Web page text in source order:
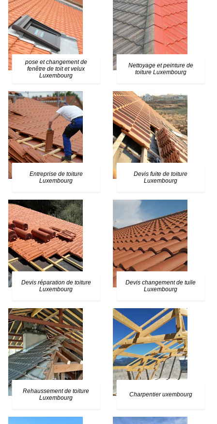
pose et changement de
fenêtre de toit et velux
Luxembourg
Nettoyage et peinture de
toiture Luxembourg
Entreprise de toiture
Luxembourg
Devis fuite de toiture
Luxembourg
Devis réparation de toiture
Luxembourg
Devis changement de tuile
Luxembourg
Rehaussement de toiture
Luxembourg
Charpentier uxembourg